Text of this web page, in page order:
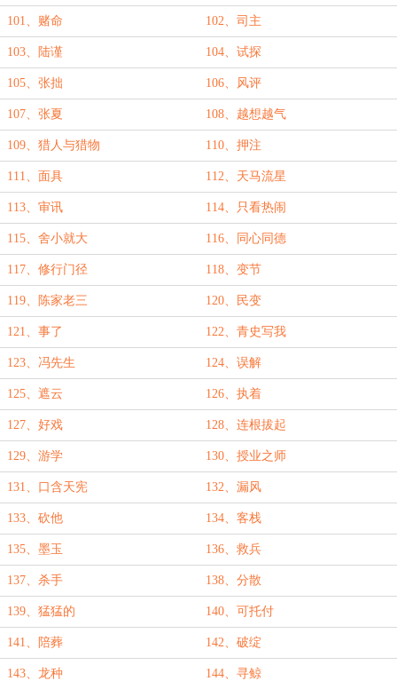
101、赌命 102、司主
103、陆谨 104、试探
105、张拙 106、风评
107、张夏 108、越想越气
109、猎人与猎物 110、押注
111、面具 112、天马流星
113、审讯 114、只看热闹
115、舍小就大 116、同心同德
117、修行门径 118、变节
119、陈家老三 120、民变
121、事了 122、青史写我
123、冯先生 124、误解
125、遮云 126、执着
127、好戏 128、连根拔起
129、游学 130、授业之师
131、口含天宪 132、漏风
133、砍他 134、客栈
135、墨玉 136、救兵
137、杀手 138、分散
139、猛猛的 140、可托付
141、陪葬 142、破绽
143、龙种 144、寻鲸